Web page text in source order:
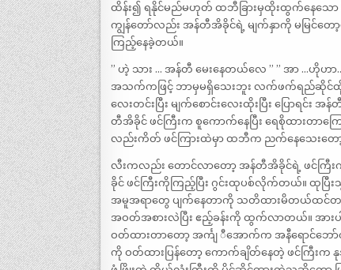
ထိန်း၍ ရနိုင်မည်မဟုတ် ထဘီခြားမှထိုးထွက်နေသော
ကျွန်တော်လည်း အန်တီအိခိုင်ရဲ့ မျက်နှာကို မမြင်တော့
ကြည့်နေခဲ့တယ်။
” ဟဲ့ သား … အန်တီ မေးနေတယ်လေ ” ” အာ …ဟိုဟ
အသက်ကဖြင့် ဘာမှမရှိသေးဘူး လက်ဖက်ရည်ဆိုင်ထိုင်ရ
လေးတင်းပြီး မျက်စောင်းလေးထိုးပြီး ပြော
တီအိခိုင် ဖင်ကြီးက စူကောက်နေပြီး ရေစိုထားတာ
လည်းကိတ် ဖင်ကြားထဲမှာ ထဘီက ညက်နေသေးတော့
လီးကလည်း တောင်လာတော့ အန်တီအိခိုင်ရဲ့ ဖင်ကြီ
ခိုင် ဖင်ကြီးကိုကြည့်ပြီး ဂွင်းထုပစ်လိုက်တယ်။ ထုပြီ
အမူအရာတွေ ပျက်နေတာကို သတိထားမိတယ်ထင်တယ်
အဝတ်အစားလဲပြီး ဧည့်ခန်းကို ထွက်လာတယ်။ အားပ
ဝတ်ထားတာတော့ အင်္ကျ ီအောက်က အနီရောင်ဘေ
ကို ဝတ်ထားပြန်တော့ ကောက်ချိတ်နေတဲ့ ဖင်ကြီးက